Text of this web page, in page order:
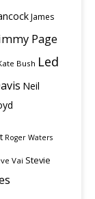
James
Page
Bush Led
Neil
Roger Waters
Vai Stevie